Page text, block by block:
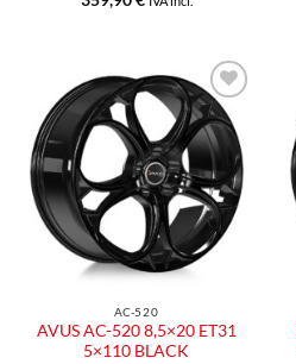
Aggiungi
alla lista
dei
desideri
AC-520
AVUS AC-520 8,5×20 ET31
5×110 BLACK